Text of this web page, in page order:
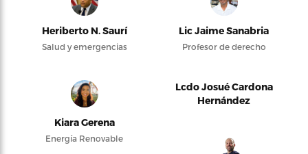
Heriberto N. Saurí
Salud y emergencias
Lic Jaime Sanabria
Profesor de derecho
Kiara Gerena
Energía Renovable
Lcdo Josué Cardona
Hernández